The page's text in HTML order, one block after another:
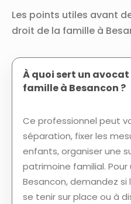
Les points utiles avant
droit de la famille à
À quoi sert un
famille à Besancon ?
Ce professionnel peut
séparation, fixer les
enfants, organiser une
patrimoine familial. Pour
Besancon, demandez
se tenir sur place ou à